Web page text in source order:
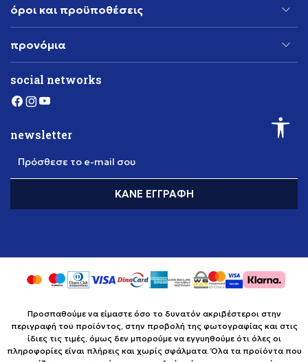
όροι και προϋποθέσεις
προνόμια
social networks
newsletter
Πρόσθεσε το e-mail σου
ΚΆΝΕ ΕΓΓΡΑΦΉ
Προσπαθούμε να είμαστε όσο το δυνατόν ακριβέστεροι στην
περιγραφή του προϊόντος, στην προβολή της φωτογραφίας και στις
ίδιες τις τιμές, όμως δεν μπορούμε να εγγυηθούμε ότι όλες οι
πληροφορίες είναι πλήρεις και χωρίς σφάλματα. Όλα τα προϊόντα που